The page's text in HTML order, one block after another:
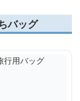
バッグ